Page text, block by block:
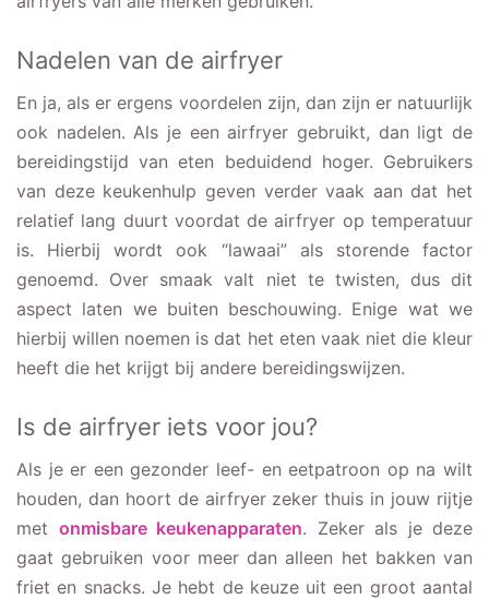
Nadelen van de airfryer
En ja, als er ergens voordelen zijn, dan zijn er natuurlijk
ook nadelen. Als je een airfryer gebruikt, dan ligt de
bereidingstijd van eten beduidend hoger. Gebruikers
van deze keukenhulp geven verder vaak aan dat het
relatief lang duurt voordat de airfryer op temperatuur
is. Hierbij wordt ook “lawaai” als storende factor
genoemd. Over smaak valt niet te twisten, dus dit
aspect laten we buiten beschouwing. Enige wat we
hierbij willen noemen is dat het eten vaak niet die kleur
heeft die het krijgt bij andere bereidingswijzen.
Is de airfryer iets voor jou?
Als je er een gezonder leef- en eetpatroon op na wilt
houden, dan hoort de airfryer zeker thuis in jouw rijtje
met onmisbare keukenapparaten. Zeker als je deze
gaat gebruiken voor meer dan alleen het bakken van
friet en snacks. Je hebt de keuze uit een groot aantal